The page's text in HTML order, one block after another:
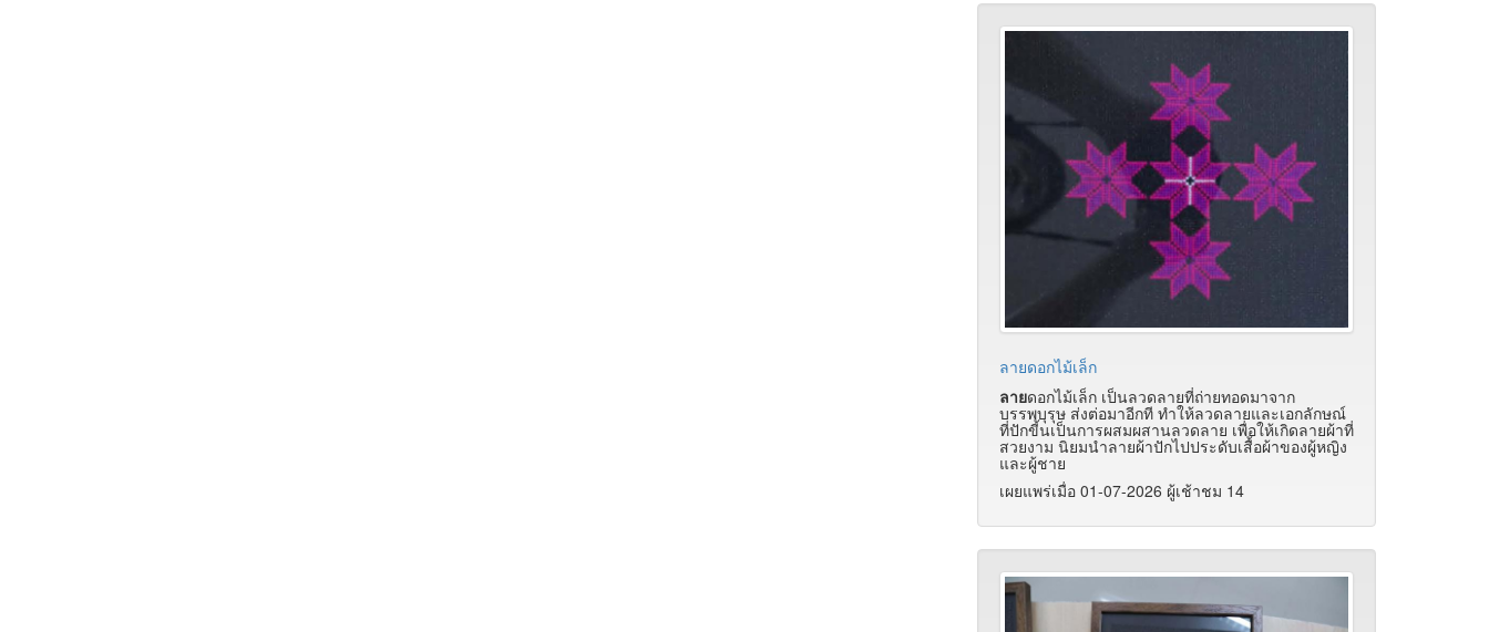
ลายดอกไม้เล็ก
ลายดอกไม้เล็ก เป็นลวดลายที่ถ่ายทอดมาจาก
บรรพบุรุษ ส่งต่อมาอีกที ทำให้ลวดลายและเอกลักษณ์
ที่ปักขี้นเป็นการผสมผสานลวดลาย เพื่อให้เกิดลายผ้าที่
สวยงาม นิยมนำลายผ้าปักไปประดับเสื้อผ้าของผู้หญิง
และผู้ชาย
เผยแพร่เมื่อ 01-07-2026 ผู้เช้าชม 14